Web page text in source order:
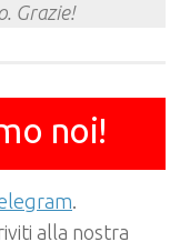
Grazie!
noi!
.
alla nostra